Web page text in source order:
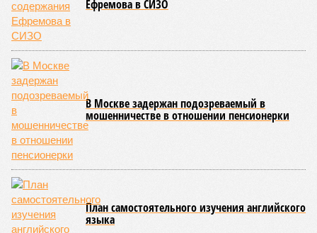
Ефремова в СИЗО
В Москве задержан подозреваемый в
мошенничестве в отношении пенсионерки
План самостоятельного изучения английского
языка